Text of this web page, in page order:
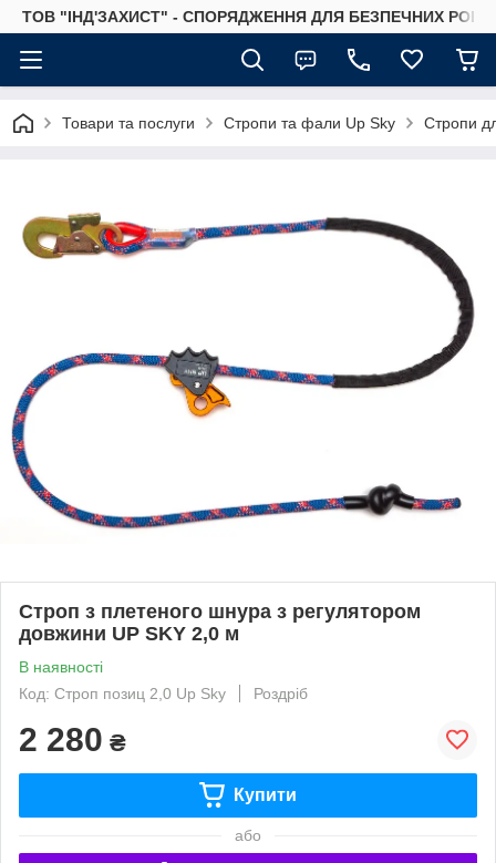
ТОВ "ІНД'ЗАХИСТ" - СПОРЯДЖЕННЯ ДЛЯ БЕЗПЕЧНИХ
Товари та послуги Стропи та фали Up Sky Стропи
Строп з плетеного шнура з регулятором
довжини UP SKY 2,0 м
В наявності
Код: Строп позиц 2,0 Up Sky
Роздріб
2 280 ₴
Купити
або